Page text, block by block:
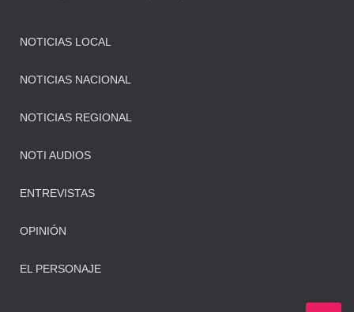
NOTICIAS LOCAL
NOTICIAS NACIONAL
NOTICIAS REGIONAL
NOTI AUDIOS
ENTREVISTAS
OPINIÓN
EL PERSONAJE